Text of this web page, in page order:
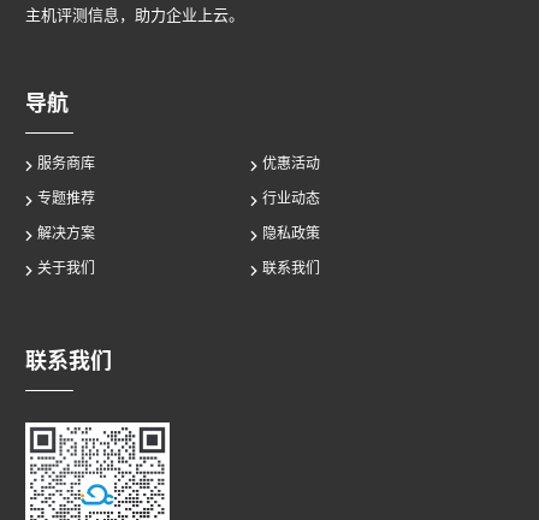
主机评测信息，助力企业上云。
导航
服务商库
优惠活动
专题推荐
行业动态
解决方案
隐私政策
关于我们
联系我们
联系我们